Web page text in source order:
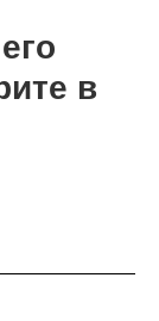
в